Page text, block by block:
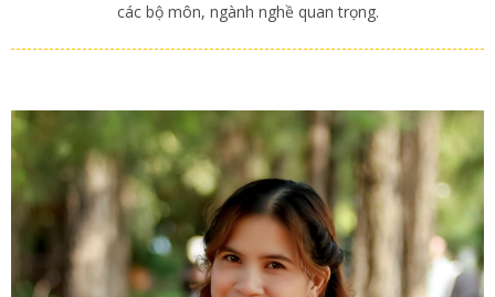
các bộ môn, ngành nghề quan trọng.